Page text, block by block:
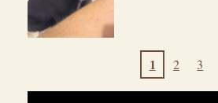
1 2 3